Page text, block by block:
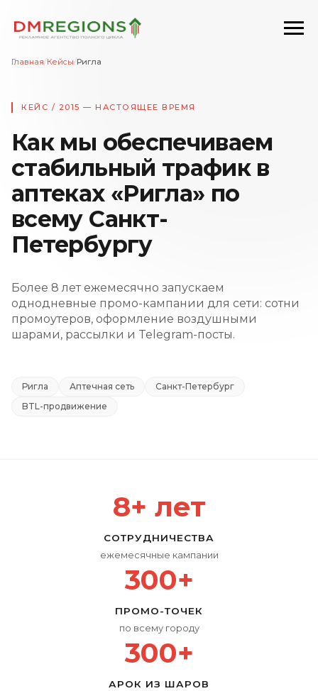
Главная/Кейсы/Ригла
КЕЙС / 2015 — НАСТОЯЩЕЕ ВРЕМЯ
Как мы обеспечиваем
стабильный трафик в
аптеках «Ригла» по
всему Санкт-
Петербургу
Более 8 лет ежемесячно запускаем
однодневные промо-кампании для сети: сотни
промоутеров, оформление воздушными
шарами, рассылки и Telegram-посты.
Ригла Аптечная сеть
Санкт-Петербург
BTL-продвижение
8+ лет
СОТРУДНИЧЕСТВА
ежемесячные кампании
300+
ПРОМО-ТОЧЕК
по всему городу
300+
АРОК ИЗ ШАРОВ